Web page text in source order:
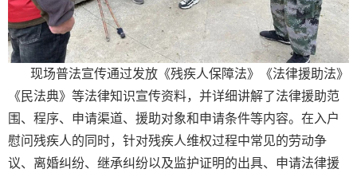
现场普法宣传通过发放《残疾人保障法》《法律援助法》
《民法典》等法律知识宣传资料，并详细讲解了法律援助范
围、程序、申请渠道、援助对象和申请条件等内容。在入户
慰问残疾人的同时，针对残疾人维权过程中常见的劳动争
议、离婚纠纷、继承纠纷以及监护证明的出具、申请法律援